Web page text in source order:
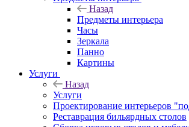
Назад
Предметы интерьера
Часы
Зеркала
Панно
Картины
Услуги
Назад
Услуги
Проектирование интерьеров
Реставрация бильярдных столов